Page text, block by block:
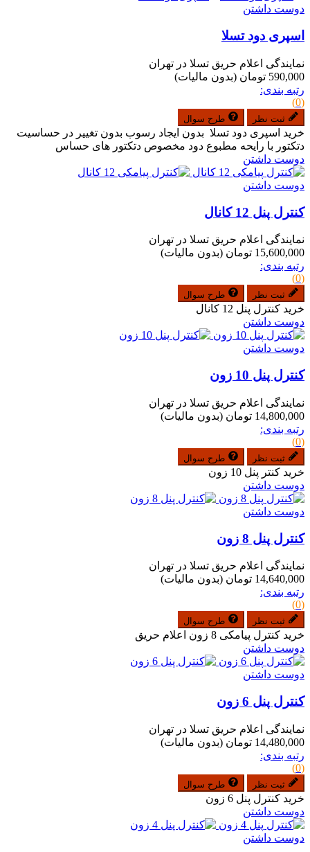
دوست داشتن
اسپری دود تسلا
نمایندگی اعلام حریق تسلا در تهران
590,000 تومان
(بدون مالیات)
رتبه بندی:
(0)
ثبت نظر طرح سوال
خرید اسپری دود تسلا بدون ایجاد رسوب بدون تغییر در حساسیت
دتکتور با رایحه مطبوع دود مخصوص دتکتور های حساس
دوست داشتن
دوست داشتن
کنترل پنل 12 کانال
نمایندگی اعلام حریق تسلا در تهران
15,600,000 تومان
(بدون مالیات)
رتبه بندی:
(0)
ثبت نظر طرح سوال
خرید کنترل پنل 12 کانال
دوست داشتن
دوست داشتن
کنترل پنل 10 زون
نمایندگی اعلام حریق تسلا در تهران
14,800,000 تومان
(بدون مالیات)
رتبه بندی:
(0)
ثبت نظر طرح سوال
خرید کنتر پنل 10 زون
دوست داشتن
دوست داشتن
کنترل پنل 8 زون
نمایندگی اعلام حریق تسلا در تهران
14,640,000 تومان
(بدون مالیات)
رتبه بندی:
(0)
ثبت نظر طرح سوال
خرید کنترل پیامکی 8 زون اعلام حریق
دوست داشتن
دوست داشتن
کنترل پنل 6 زون
نمایندگی اعلام حریق تسلا در تهران
14,480,000 تومان
(بدون مالیات)
رتبه بندی:
(0)
ثبت نظر طرح سوال
خرید کنترل پنل 6 زون
دوست داشتن
دوست داشتن